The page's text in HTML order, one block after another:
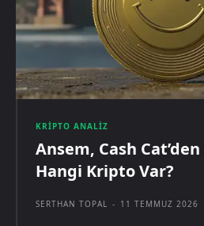
KRIPTO ANALIZ
Ansem, Cash
Hangi Kripto Var?
SERTHAN TOPAL - 11 TEMMUZ 2026